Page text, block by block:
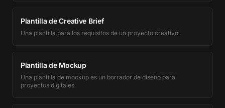
Plantilla de Creative Brief
Una plantilla para los requisitos de un proyecto creativo.
Plantilla de Mockup
Una plantilla de mockup es un borrador de diseño para
proyectos digitales.